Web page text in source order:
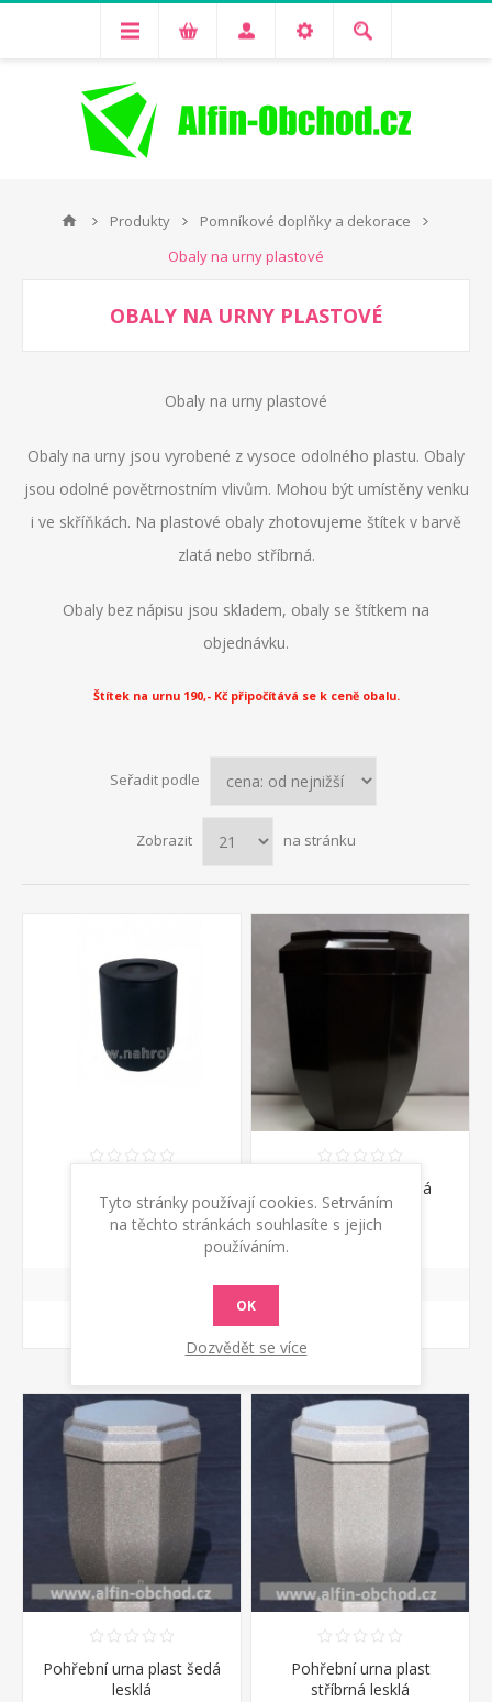
Produkty
Pomníkové doplňky a dekorace
Obaly na urny plastové
OBALY NA URNY PLASTOVÉ
Obaly na urny plastové
Obaly na urny jsou vyrobené z vysoce odolného plastu. Obaly
jsou odolné povětrnostním vlivům. Mohou být umístěny venku
i ve skříňkách. Na plastové obaly zhotovujeme štítek v barvě
zlatá nebo stříbrná.
Obaly bez nápisu jsou skladem, obaly se štítkem na
objednávku.
Štítek na urnu 190,- Kč připočítává se k ceně obalu.
Seřadit podle
Zobrazit na stránku
225 Kč s DPH
Urna plastová černá
lesklá
630 Kč s DPH
Pohřební urna plast šedá
lesklá
Pohřební urna plast
stříbrná lesklá
Tyto stránky používají cookies. Setrváním
na těchto stránkách souhlasíte s jejich
používáním.
OK
Dozvědět se více